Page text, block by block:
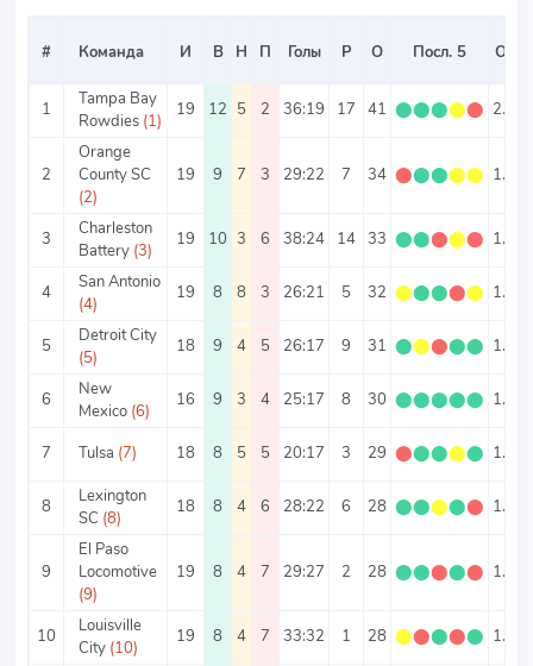
# Команда И В Н П Голы Р О Посл. 5 О/И
1
Tampa Bay
Rowdies (1)
19 12 5 2 36:19 17 41 ⬤⬤⬤⬤⬤ 2.16
2
Orange
County SC
(2)
19 9 7 3 29:22 7 34 ⬤⬤⬤⬤⬤ 1.79
3
Charleston
Battery (3)
19 10 3 6 38:24 14 33 ⬤⬤⬤⬤⬤ 1.74
4
San Antonio
(4)
19 8 8 3 26:21 5 32 ⬤⬤⬤⬤⬤ 1.68
5
Detroit City
(5)
18 9 4 5 26:17 9 31 ⬤⬤⬤⬤⬤ 1.72
6
New
Mexico (6)
16 9 3 4 25:17 8 30 ⬤⬤⬤⬤⬤ 1.88
7 Tulsa (7) 18 8 5 5 20:17 3 29 ⬤⬤⬤⬤⬤ 1.61
8
Lexington
SC (8)
18 8 4 6 28:22 6 28 ⬤⬤⬤⬤⬤ 1.56
9
El Paso
Locomotive
(9)
19 8 4 7 29:27 2 28 ⬤⬤⬤⬤⬤ 1.47
10
Louisville
City (10)
19 8 4 7 33:32 1 28 ⬤⬤⬤⬤⬤ 1.47